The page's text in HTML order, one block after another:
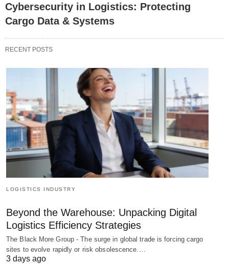
Cybersecurity in Logistics: Protecting
Cargo Data & Systems
RECENT POSTS
LOGISTICS INDUSTRY
Beyond the Warehouse: Unpacking Digital
Logistics Efficiency Strategies
The Black More Group - The surge in global trade is forcing cargo
sites to evolve rapidly or risk obsolescence.…
3 days ago